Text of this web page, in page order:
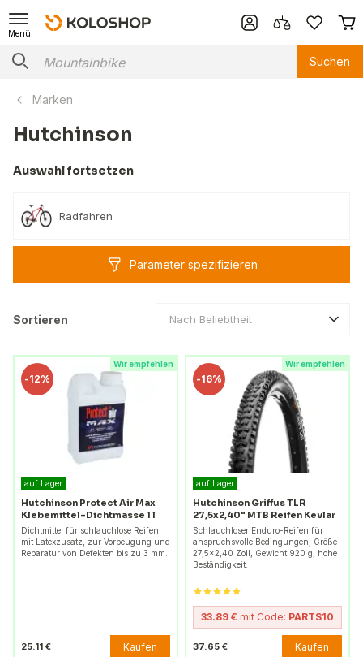
Menü
Suchen
Marken
Hutchinson
Auswahl fortsetzen
Radfahren
Parameter spezifizieren
Sortieren Nach Beliebtheit
Wir empfehlen
-12%
auf Lager
Hutchinson Protect Air Max
Klebemittel-Dichtmasse 1 l
Dichtmittel für schlauchlose Reifen
mit Latexzusatz, zur Vorbeugung und
Reparatur von Defekten bis zu 3 mm.
25.11 € Kaufen
Wir empfehlen
-16%
auf Lager
Hutchinson Griffus TLR
27,5x2,40" MTB Reifen Kevlar
Schlauchloser Enduro-Reifen für
anspruchsvolle Bedingungen, Größe
27,5x2,40 Zoll, Gewicht 920 g, hohe
Beständigkeit.
33.89 € mit Code: PARTS10
37.65 € Kaufen